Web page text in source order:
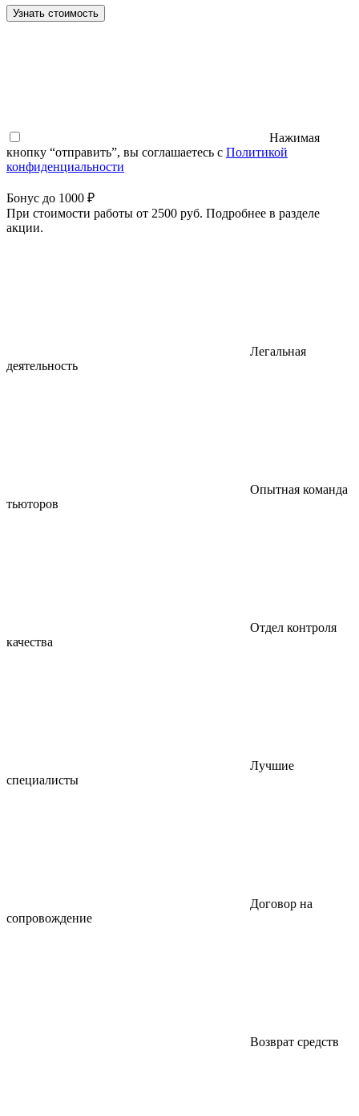
Узнать стоимость
Нажимая
кнопку “отправить”, вы соглашаетесь с Политикой
конфиденциальности
Бонус до 1000 ₽
При стоимости работы от 2500 руб. Подробнее в разделе
акции.
Легальная
деятельность
Опытная команда
тьюторов
Отдел контроля
качества
Лучшие
специалисты
Договор на
сопровождение
Возврат средств